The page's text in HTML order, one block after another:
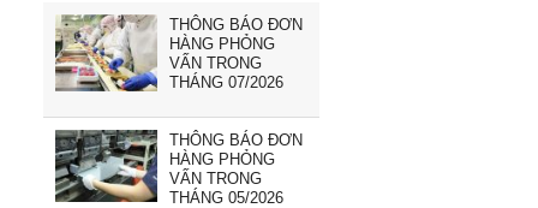
THÔNG BÁO ĐƠN
HÀNG PHỎNG
VẤN TRONG
THÁNG 07/2026
THÔNG BÁO ĐƠN
HÀNG PHỎNG
VẤN TRONG
THÁNG 05/2026